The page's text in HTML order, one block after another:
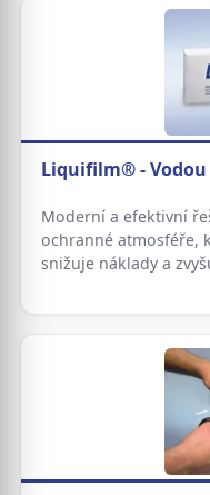
Liquifilm® -
Moderní a efektivní
ochranné atmosféře,
snižuje náklady a